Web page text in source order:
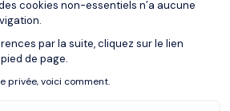
cookies non-essentiels n’a aucune
par la suite, cliquez sur le lien
de page.
privée, voici comment.
consent
partie du processus :
en interne par les RH et les
de mauvais recrutement (et donc de